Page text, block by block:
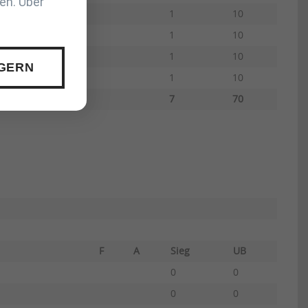
1
10
1
10
1
10
1
10
7
70
F A Sieg
UB
0
0
0
0